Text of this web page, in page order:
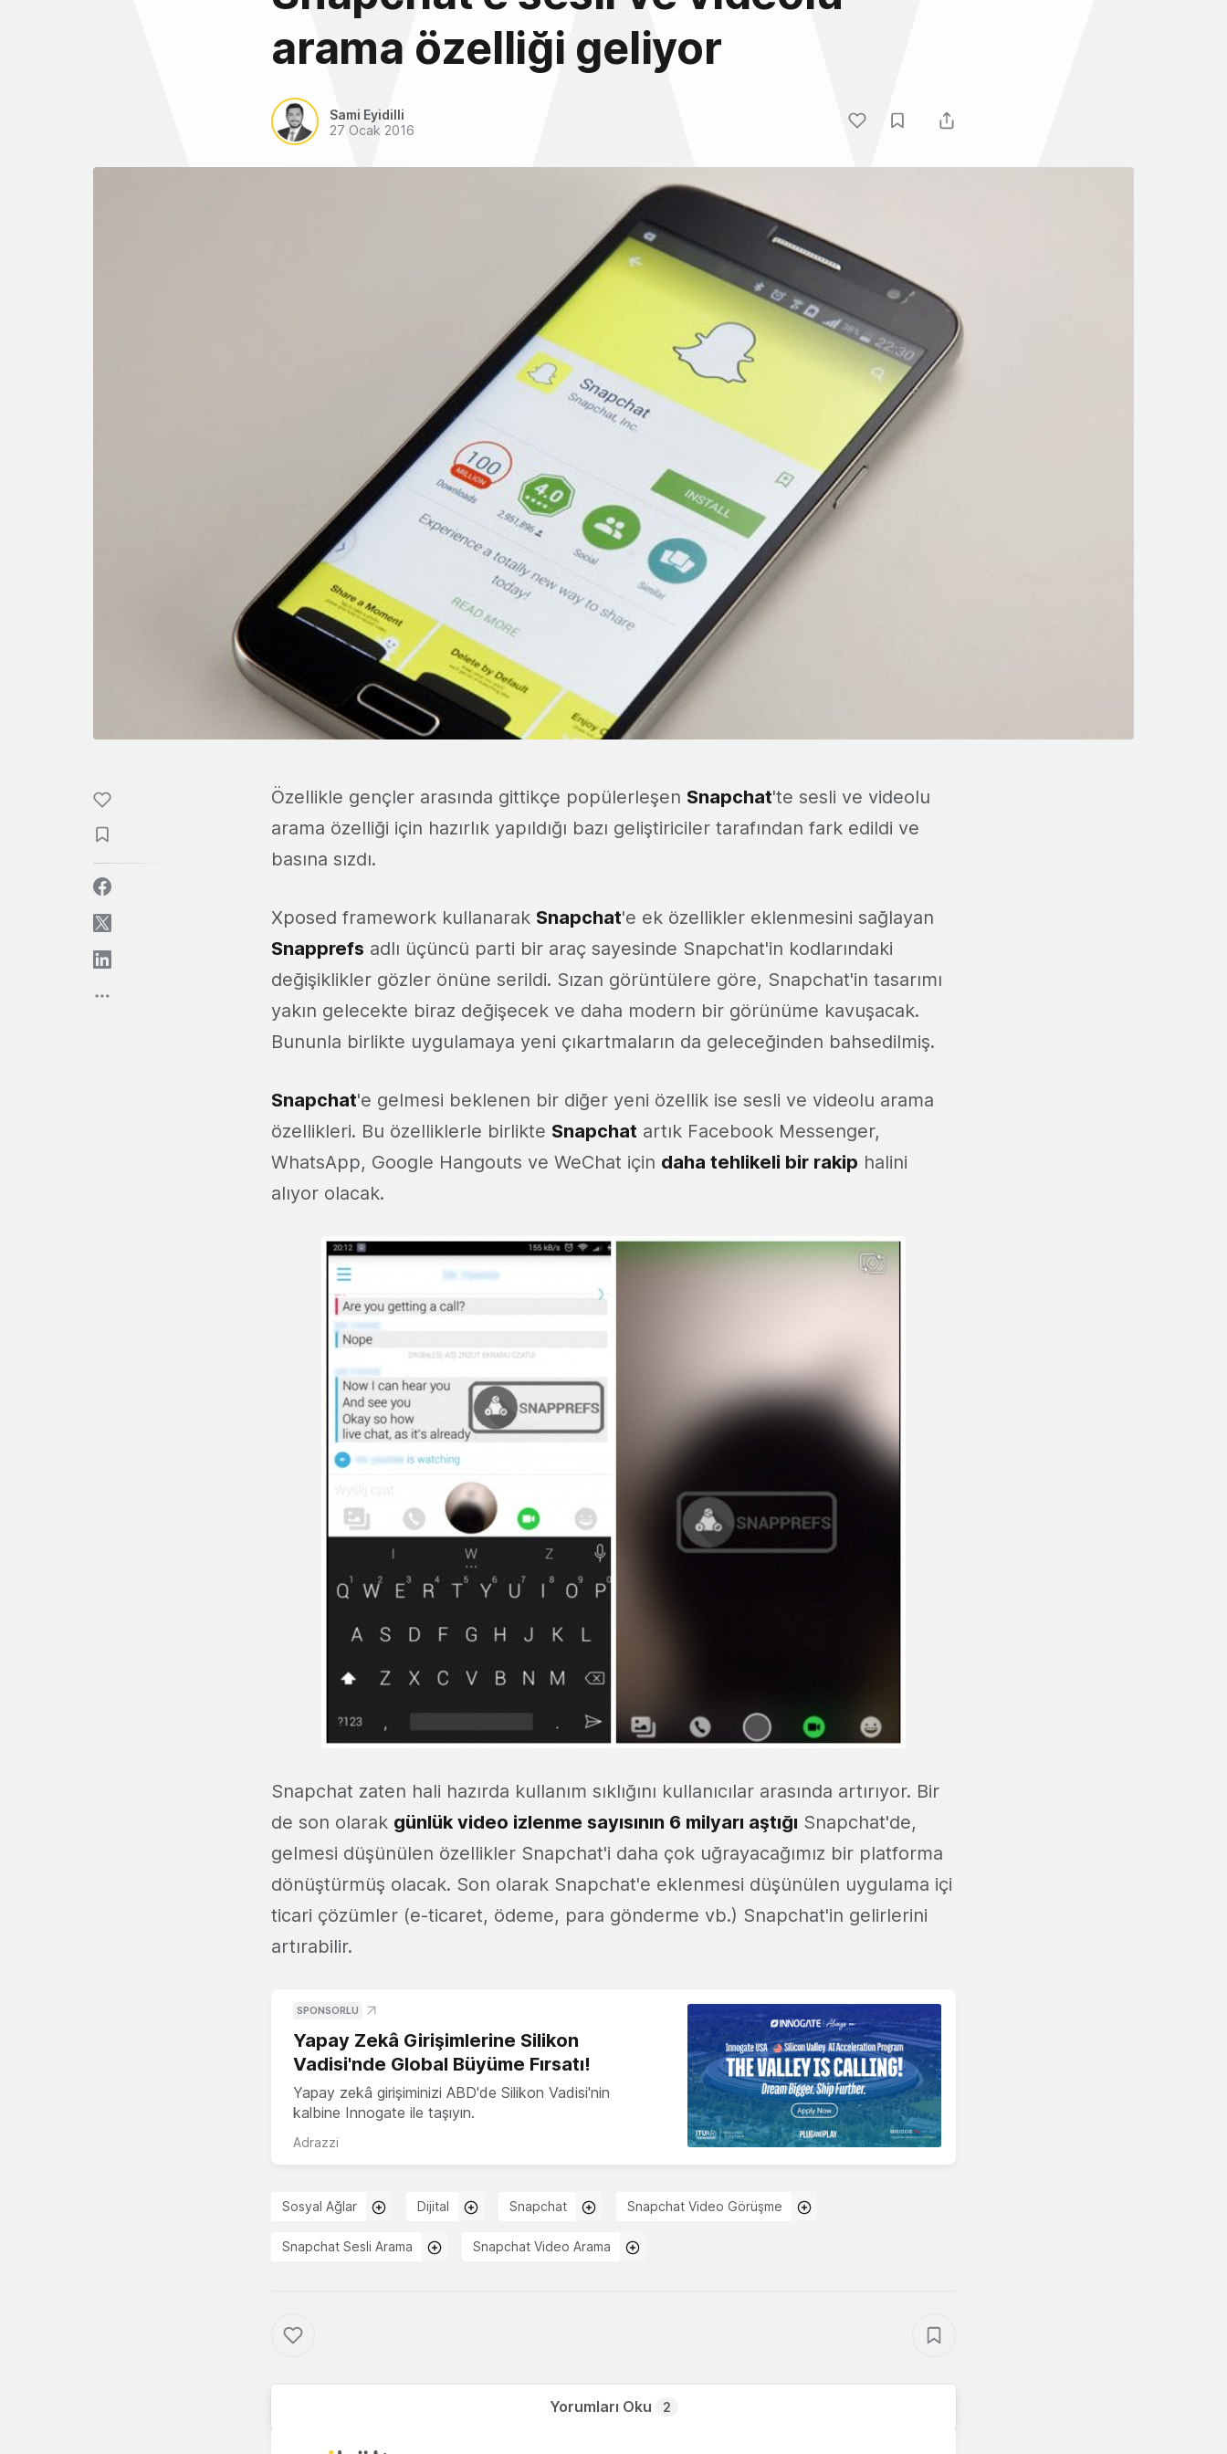
arama özelliği geliyor
Sami Eyidilli
27 Ocak 2016
Özellikle gençler arasında gittikçe popülerleşen Snapchat'te sesli ve videolu
arama özelliği için hazırlık yapıldığı bazı geliştiriciler tarafından fark edildi ve
basına sızdı.
Xposed framework kullanarak Snapchat'e ek özellikler eklenmesini sağlayan
Snapprefs adlı üçüncü parti bir araç sayesinde Snapchat'in kodlarındaki
değişiklikler gözler önüne serildi. Sızan görüntülere göre, Snapchat'in tasarımı
yakın gelecekte biraz değişecek ve daha modern bir görünüme kavuşacak.
Bununla birlikte uygulamaya yeni çıkartmaların da geleceğinden bahsedilmiş.
Snapchat'e gelmesi beklenen bir diğer yeni özellik ise sesli ve videolu arama
özellikleri. Bu özelliklerle birlikte Snapchat artık Facebook Messenger,
WhatsApp, Google Hangouts ve WeChat için daha tehlikeli bir rakip halini
alıyor olacak.
Snapchat zaten hali hazırda kullanım sıklığını kullanıcılar arasında artırıyor. Bir
de son olarak günlük video izlenme sayısının 6 milyarı aştığı Snapchat'de,
gelmesi düşünülen özellikler Snapchat'i daha çok uğrayacağımız bir platforma
dönüştürmüş olacak. Son olarak Snapchat'e eklenmesi düşünülen uygulama içi
ticari çözümler (e-ticaret, ödeme, para gönderme vb.) Snapchat'in gelirlerini
artırabilir.
SPONSORLU
Yapay Zekâ Girişimlerine Silikon
Vadisi'nde Global Büyüme Fırsatı!
Yapay zekâ girişiminizi ABD'de Silikon Vadisi'nin
kalbine Innogate ile taşıyın.
Adrazzi
Sosyal Ağlar Dijital Snapchat Snapchat Video Görüşme
Snapchat Sesli Arama Snapchat Video Arama
Yorumları Oku 2